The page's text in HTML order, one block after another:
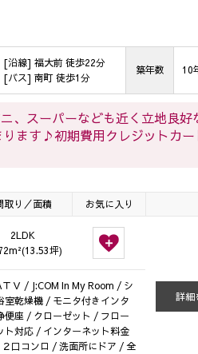
[沿線] 福大前 徒歩22分
[バス] 南町 徒歩1分
築年数 10
、スーパーなども近く立地良好
ます♪初期費用クレジットカ
取り／面積 お気に入り
2LDK
坪)
詳細
Ｖ / J:COM In My Room / シ
乾燥機 / モニタ付きインタ
座 / クローゼット / フロー
対応 / インターネット料金
口コンロ / 洗面所にドア / 全